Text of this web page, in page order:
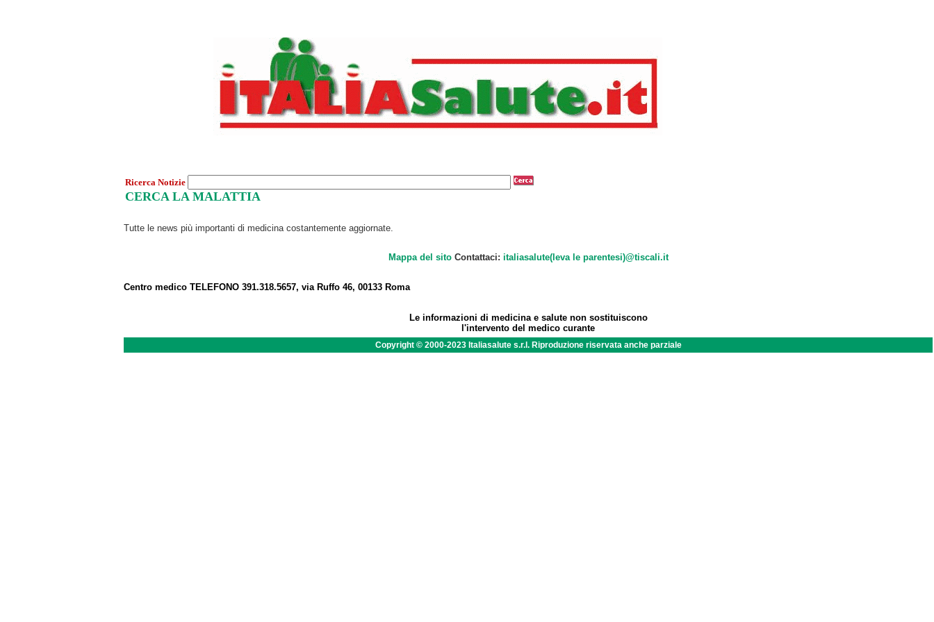
Ricerca Notizie
CERCA LA MALATTIA
Tutte le news più importanti di medicina costantemente aggiornate.
Mappa del sitoContattaci: italiasalute(leva le parentesi)@tiscali.it
Centro medico TELEFONO 391.318.5657, via Ruffo 46, 00133 Roma
Le informazioni di medicina e salute non sostituiscono
l'intervento del medico curante
Copyright © 2000-2023 Italiasalute s.r.l. Riproduzione riservata anche parziale